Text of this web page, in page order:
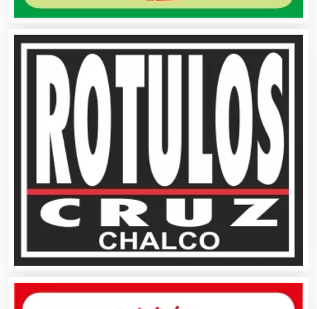
Albercas
Alimentos
Almacenaje
Alquiler de Autos
Alquiler de Equipos para Fiestas
Alquiler de Sillas y Mesas